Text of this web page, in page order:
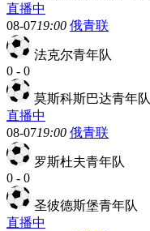
直播中
08-0719:00 俄青联
法克尔青年队
0 - 0
莫斯科斯巴达青年队
直播中
08-0719:00 俄青联
罗斯杜夫青年队
0 - 0
圣彼德斯堡青年队
直播中